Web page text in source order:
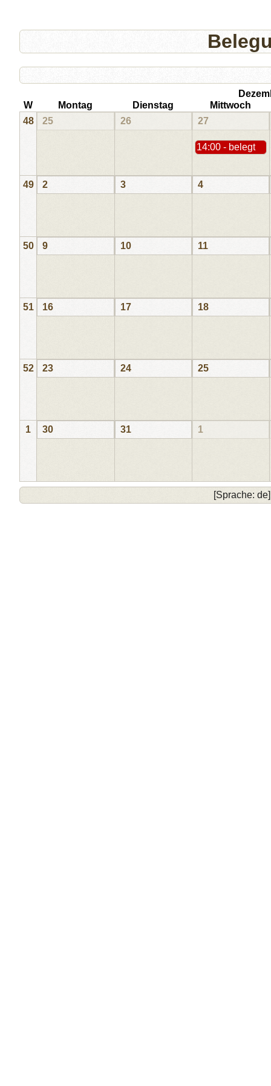
W
Montag Dienstag
Mittwoch
48
25 26 27
14:00 - belegt
49 2 3 4
50 9 10 11
51 16 17 18
52 23 24 25
1 30 31 1
[Sprache: